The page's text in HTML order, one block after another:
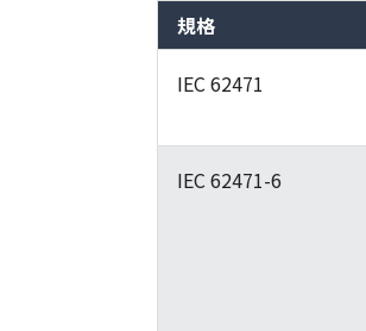
規格
IEC 62471
IEC 62471-6